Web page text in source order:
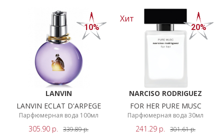
10%
LANVIN
LANVIN ECLAT D'ARPEGE
Парфюмерная вода 100мл
305.90 р. 339.89р.
Хит
20%
NARCISO RODRIGUEZ
FOR HER PURE MUSC
Парфюмерная вода 30мл
241.29 р. 301.61р.